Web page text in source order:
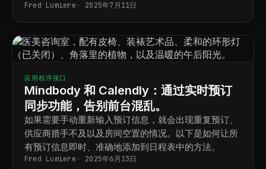
Fred Lumiere 2025年7月11日
应用程序接口
Mindbody 和 Calendly：通过实时预订
同步功能，告别前台混乱。
如果需要手动重新输入预订信息，就会出现重复预订、
供应商措手不及以及房间空置的情况。以下是如何让所
有预订信息即时、准确地添加到日程表中的方法。
Fred Lumiere 2025年6月13日